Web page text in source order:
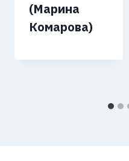
(Марина
Комарова)